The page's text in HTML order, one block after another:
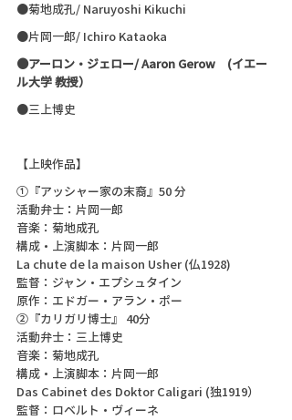
●菊地成孔/ Naruyoshi Kikuchi
●片岡一郎/ Ichiro Kataoka
●アーロン・ジェロー/ Aaron Gerow　(イエー
ル大学 教授）
●三上博史
【上映作品】
①『アッシャー家の末裔』50 分
活動弁士：片岡一郎
音楽：菊地成孔
構成・上演脚本：片岡一郎
La chute de la maison Usher (仏1928)
監督：ジャン・エプシュタイン
原作：エドガー・アラン・ポー
②『カリガリ博士』 40分
活動弁士：三上博史
音楽：菊地成孔
構成・上演脚本：片岡一郎
Das Cabinet des Doktor Caligari (独1919）
監督：ロベルト・ヴィーネ